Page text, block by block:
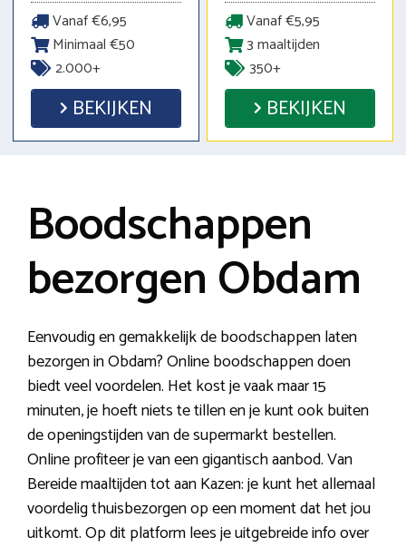
Vanaf €6,95
Minimaal €50
2.000+
BEKIJKEN
Vanaf €5,95
3 maaltijden
350+
BEKIJKEN
Boodschappen
bezorgen Obdam
Eenvoudig en gemakkelijk de boodschappen laten
bezorgen in Obdam? Online boodschappen doen
biedt veel voordelen. Het kost je vaak maar 15
minuten, je hoeft niets te tillen en je kunt ook buiten
de openingstijden van de supermarkt bestellen.
Online profiteer je van een gigantisch aanbod. Van
Bereide maaltijden tot aan Kazen: je kunt het allemaal
voordelig thuisbezorgen op een moment dat het jou
uitkomt. Op dit platform lees je uitgebreide info over